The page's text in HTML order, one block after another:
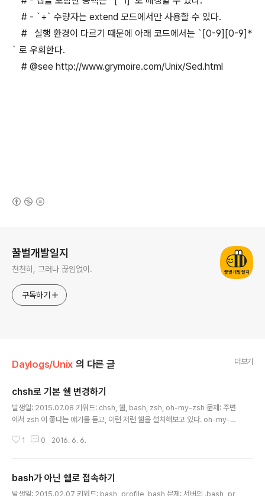
# - `+` 수량자는 extend 모드에서만 사용할 수 있다.
# 실행 환경이 다르기 때문에 아래 코드에서는 `[0-9][0-9]*
` 로 우회한다.
# @see http://www.grymoire.com/Unix/Sed.html
꿀벌개발일지
천천히, 그러나 끊임없이.
구독하기
Daylogs/Unix 의 다른 글 더보기
chsh로 기본 쉘 변경하기
발생일: 2015.07.08 키워드: chsh, 쉘, bash, zsh, oh-my-zsh 문제: 주변
에서 zsh 이 좋다는 얘기를 듣고, 이런 저런 쉘을 설치해보고 있다. oh-my-zs
을 삭제했다. 헌데, 터미널을 열 때마다 여전히 zsh 이 열린다. 어떻게 다시 ba
로 변경하면 된다.
1 0 2016. 6. 6.
bash가 아닌 쉘로 접속하기
발생일: 2015.02.07 키워드: bash_profile, bash 문제: 서버의 .bash_pr